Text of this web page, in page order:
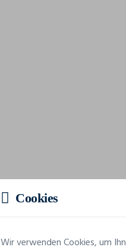
Cookies
Wir verwenden Cookies, um